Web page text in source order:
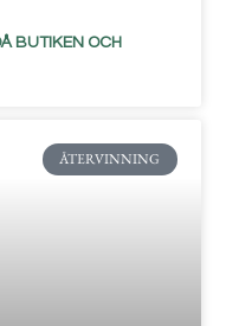
BUTIKEN OCH
ÅTERVINNING